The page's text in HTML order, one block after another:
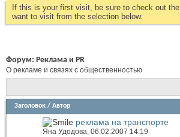
If this is your first visit, be sure to check out the
want to visit from the selection below.
Форум: Реклама и PR
О рекламе и связях с общественностью
Заголовок / Автор
реклама на транспорте
Яна Удодова, 06.02.2007 14:19